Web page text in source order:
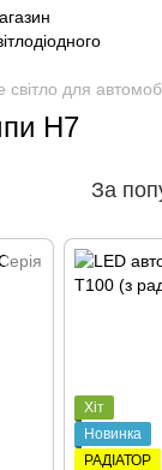
для
H7
За
Хіт
Новинка
РАДІАТОР